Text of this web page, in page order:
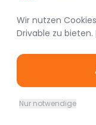
TikTok
Rechtliches
Datenschutz
Impressum
Wir nutzen
Drivable zu bieten.
Nur notwendige